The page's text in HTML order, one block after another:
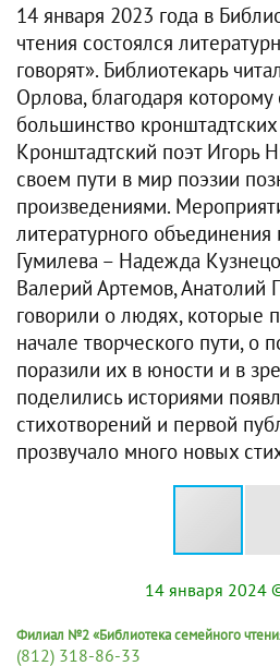
14 января 2023 года в
чтения состоялся
говорят». Библиотекарь
Орлова, благодаря которому
большинство кронштадтских
Кронштадтский поэт Игорь
своем пути в мир поэзии
произведениями.
литературного
Гумилева – Надежда
Валерий Артемов, Анатолий
говорили о людях, которые
начале творческого пути, о
поразили их в юности и в
поделились историями
стихотворений и первой
прозвучало много новых
14 января 2024
Филиал №2 «Библиотека семейного
(812) 318-86-33